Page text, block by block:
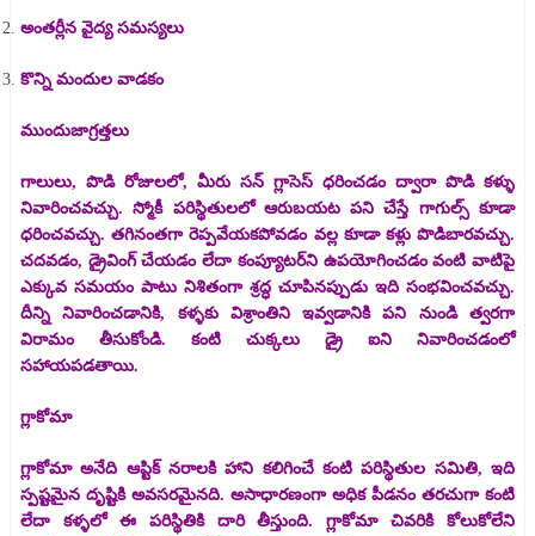
అంతర్లీన వైద్య సమస్యలు
కొన్ని మందుల వాడకం
ముందుజాగ్రత్తలు
గాలులు, పొడి రోజులలో, మీరు సన్ గ్లాసెస్ ధరించడం ద్వారా పొడి కళ్ళు
నివారించవచ్చు. స్మోకీ పరిస్థితులలో ఆరుబయట పని చేస్తే గాగుల్స్ కూడా
ధరించవచ్చు. తగినంతగా రెప్పవేయకపోవడం వల్ల కూడా కళ్లు పొడిబారవచ్చు.
చదవడం, డ్రైవింగ్ చేయడం లేదా కంప్యూటర్‌ని ఉపయోగించడం వంటి వాటిపై
ఎక్కువ సమయం పాటు నిశితంగా శ్రద్ధ చూపినప్పుడు ఇది సంభవించవచ్చు.
దీన్ని నివారించడానికి, కళ్ళకు విశ్రాంతిని ఇవ్వడానికి పని నుండి త్వరగా
విరామం తీసుకోండి. కంటి చుక్కలు డ్రై ఐని నివారించడంలో
సహాయపడతాయి.
గ్లాకోమా
గ్లాకోమా అనేది ఆప్టిక్ నరాలకి హాని కలిగించే కంటి పరిస్థితుల సమితి, ఇది
స్పష్టమైన దృష్టికి అవసరమైనది. అసాధారణంగా అధిక పీడనం తరచుగా కంటి
లేదా కళ్ళలో ఈ పరిస్థితికి దారి తీస్తుంది. గ్లాకోమా చివరికి కోలుకోలేని